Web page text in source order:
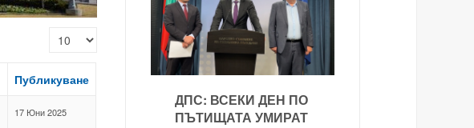
Покажи брой
Публикуване
17 Юни 2025
ДПС: ВСЕКИ ДЕН ПО
ПЪТИЩАТА УМИРАТ